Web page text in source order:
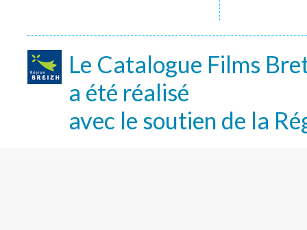
Le Catalogue Films
a été réalisé
avec le soutien de la